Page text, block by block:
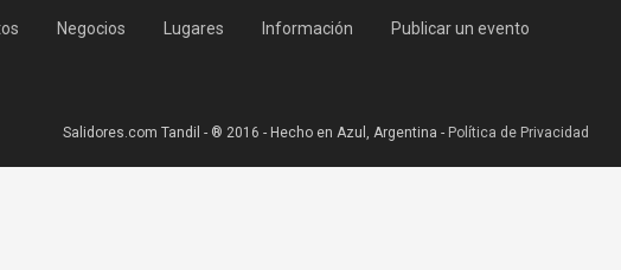
Negocios Lugares Información Publicar un evento
Salidores.com Tandil - ® 2016 - Hecho en Azul, Argentina - Política de Privacidad